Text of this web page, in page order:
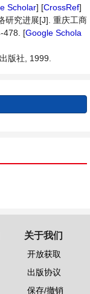
Scholar] [CrossRef]
研究进展[J]. 重庆工商
478. [Google Schola
版社, 1999.
关于我们
开放获取
出版协议
保存/撤销